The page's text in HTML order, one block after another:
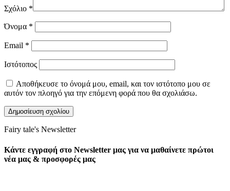
Σχόλιο *
Όνομα *
Email *
Ιστότοπος
Αποθήκευσε το όνομά μου, email, και τον ιστότοπο μου σε
αυτόν τον πλοηγό για την επόμενη φορά που θα σχολιάσω.
Fairy tale's Newsletter
Κάντε εγγραφή στο Newsletter μας για να μαθαίνετε πρώτοι
νέα μας & προσφορές μας